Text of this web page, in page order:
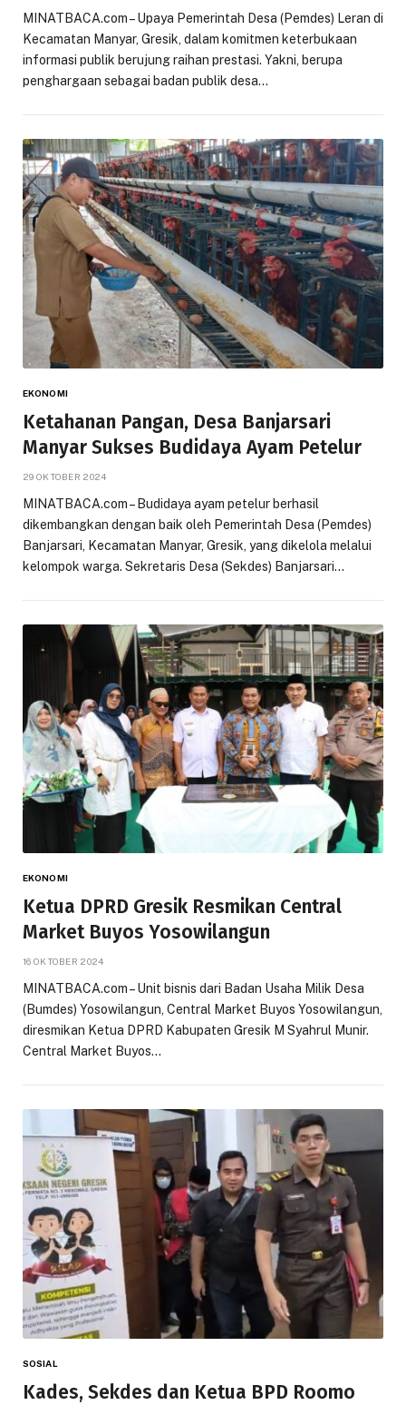
MINATBACA.com – Upaya Pemerintah Desa (Pemdes) Leran di
Kecamatan Manyar, Gresik, dalam komitmen keterbukaan
informasi publik berujung raihan prestasi. Yakni, berupa
penghargaan sebagai badan publik desa…
EKONOMI
Ketahanan Pangan, Desa Banjarsari
Manyar Sukses Budidaya Ayam Petelur
29 OKTOBER 2024
MINATBACA.com – Budidaya ayam petelur berhasil
dikembangkan dengan baik oleh Pemerintah Desa (Pemdes)
Banjarsari, Kecamatan Manyar, Gresik, yang dikelola melalui
kelompok warga. Sekretaris Desa (Sekdes) Banjarsari…
EKONOMI
Ketua DPRD Gresik Resmikan Central
Market Buyos Yosowilangun
16 OKTOBER 2024
MINATBACA.com – Unit bisnis dari Badan Usaha Milik Desa
(Bumdes) Yosowilangun, Central Market Buyos Yosowilangun,
diresmikan Ketua DPRD Kabupaten Gresik M Syahrul Munir.
Central Market Buyos…
SOSIAL
Kades, Sekdes dan Ketua BPD Roomo